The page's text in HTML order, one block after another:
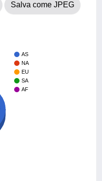
Salva come JPEG
AS
NA
EU
SA
AF